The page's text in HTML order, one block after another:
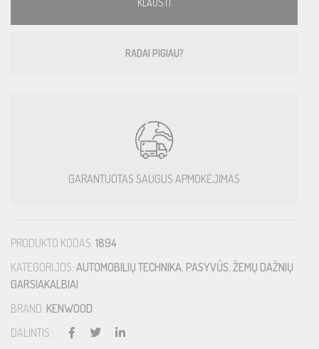
KLAUSTI
RADAI PIGIAU?
GARANTUOTAS SAUGUS APMOKĖJIMAS
PRODUKTO KODAS: 1894
KATEGORIJOS: AUTOMOBILIŲ TECHNIKA, PASYVŪS, ŽEMŲ DAŽNIŲ
GARSIAKALBIAI
BRAND: KENWOOD
DALINTIS :